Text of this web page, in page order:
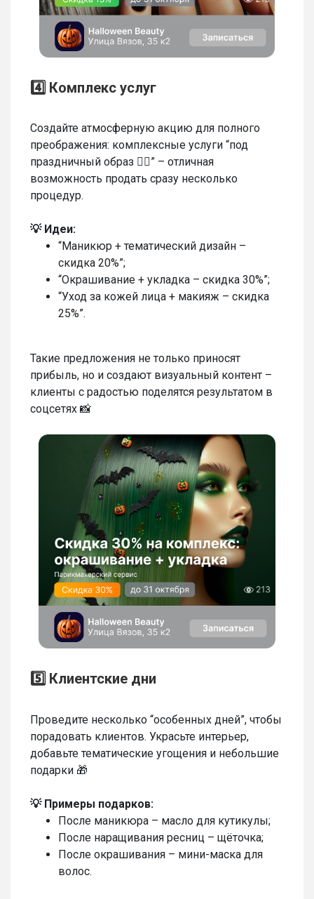
4️⃣ Комплекс услуг
Создайте атмосферную акцию для полного
преображения: комплексные услуги “под
праздничный образ 🧛‍♂️” – отличная
возможность продать сразу несколько
процедур.
💡 Идеи:
“Маникюр + тематический дизайн –
скидка 20%”;
“Окрашивание + укладка – скидка 30%”;
“Уход за кожей лица + макияж – скидка
25%”.
Такие предложения не только приносят
прибыль, но и создают визуальный контент –
клиенты с радостью поделятся результатом в
соцсетях 📸
5️⃣ Клиентские дни
Проведите несколько “особенных дней”, чтобы
порадовать клиентов. Украсьте интерьер,
добавьте тематические угощения и небольшие
подарки 🎁
💡 Примеры подарков:
После маникюра – масло для кутикулы;
После наращивания ресниц – щёточка;
После окрашивания – мини-маска для
волос.